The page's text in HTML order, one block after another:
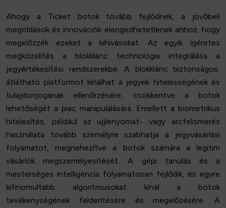
Ahogy a Ticket botok tovább fejlődnek, a jövőbeli
megoldások és innovációk elengedhetetlenek ahhoz, hogy
megelőzzék ezeket a kihívásokat. Az egyik ígéretes
megközelítés a blokklánc technológia integrálása a
jegyértékesítési rendszerekbe. A blokklánc biztonságos,
átlátható platformot kínálhat a jegyek hitelességének és
tulajdonjogának ellenőrzésére, csökkentve a botok
lehetőségét a piac manipulálására. Emellett a biometrikus
hitelesítés, például az ujjlenyomat- vagy arcfelismerés
használata tovább személyre szabhatja a jegyvásárlási
folyamatot, megnehezítve a botok számára a legitim
vásárlók megszemélyesítését. A gépi tanulás és a
mesterséges intelligencia folyamatosan fejlődik, és egyre
kifinomultabb algoritmusokat kínál a botok
tevékenységének felderítésére és megelőzésére. A